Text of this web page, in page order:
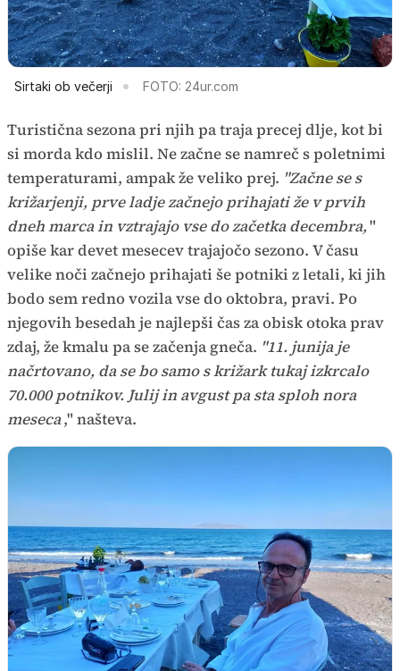
Sirtaki ob večerji FOTO: 24ur.com
Turistična sezona pri njih pa traja precej dlje, kot bi
si morda kdo mislil. Ne začne se namreč s poletnimi
temperaturami, ampak že veliko prej. "Začne se s
križarjenji, prve ladje začnejo prihajati že v prvih
dneh marca in vztrajajo vse do začetka decembra,"
opiše kar devet mesecev trajajočo sezono. V času
velike noči začnejo prihajati še potniki z letali, ki jih
bodo sem redno vozila vse do oktobra, pravi. Po
njegovih besedah je najlepši čas za obisk otoka prav
zdaj, že kmalu pa se začenja gneča. "11. junija je
načrtovano, da se bo samo s križark tukaj izkrcalo
70.000 potnikov. Julij in avgust pa sta sploh nora
meseca," našteva.